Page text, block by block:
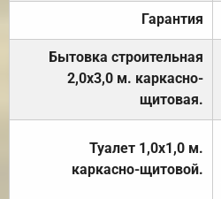
Гарантия
Бытовка строительная
2,0х3,0 м. каркасно-
щитовая.
Туалет 1,0х1,0 м.
каркасно-щитовой.